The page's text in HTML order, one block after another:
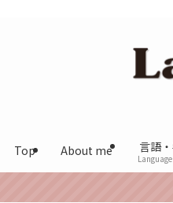
Top About me 言語